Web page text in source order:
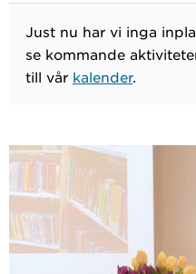
Just nu har vi inga
se kommande
till vår kalender.